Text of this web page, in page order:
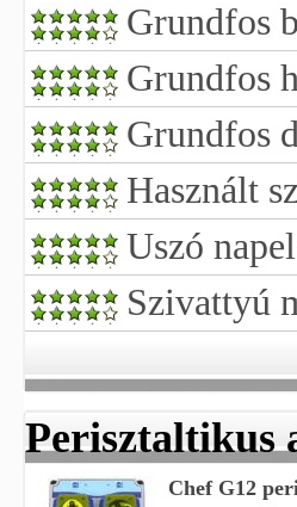
Grundfos
Grundfos
Grundfos
Használt
Uszó
Szivattyú
Perisztaltikus
Chef G12